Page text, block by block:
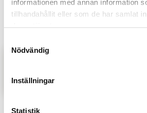
informationen med annan information
tillhandahållit eller som de har samlat
deras tjänster.
Nödvändig
Inställningar
Statistik
behovs-, utbildnings- och
misstag”